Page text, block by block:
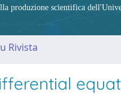
produzione scientifica
Rivista